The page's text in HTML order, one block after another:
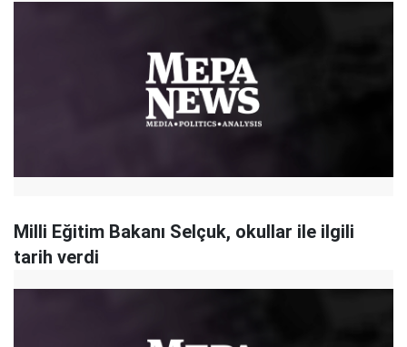
Milli Eğitim Bakanı Selçuk, okullar ile ilgili
tarih verdi